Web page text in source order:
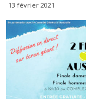
13 février 2021